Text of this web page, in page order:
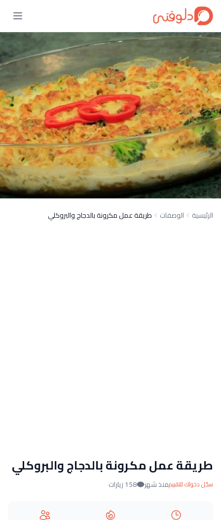
الرئيسية الوصفات طريقة عمل مكرونة بالدجاج والبروكلي
طريقة عمل مكرونة بالدجاج والبروكلي
سجّل دخولك للتقييممنذ شهر 158 زيارات